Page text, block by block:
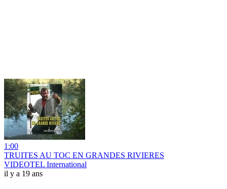
1:00
TRUITES AU TOC EN GRANDES RIVIERES
VIDEOTEL International
il y a 19 ans